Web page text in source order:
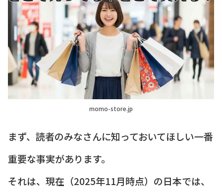
momo-store.jp
まず、読者のみなさんに知っておいてほしい一番
重要な事実があります。
それは、現在（2025年11月時点）の日本では、